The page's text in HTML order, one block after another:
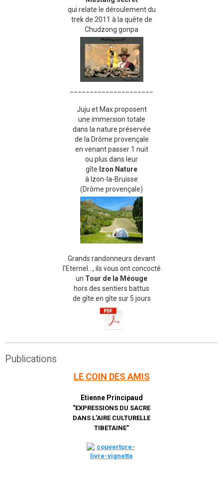
qui relate le déroulement du
trek de 2011 à la quête de
Chudzong gonpa
Juju et Max proposent
une immersion totale
dans la nature préservée
de la Drôme provençale
en venant passer 1 nuit
ou plus dans leur
gîte Izon Nature
à Izon-la-Bruisse
(Drôme provençale)
Grands randonneurs devant
l'Eternel..., ils vous ont concocté
un Tour de la Méouge
hors des sentiers battus
de gîte en gîte sur 5 jours
Publications
LE COIN DES AMIS
Etienne Principaud
"EXPRESSIONS DU SACRE
DANS L'AIRE CULTURELLE
TIBETAINE"